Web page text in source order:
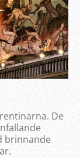
De
brinnande